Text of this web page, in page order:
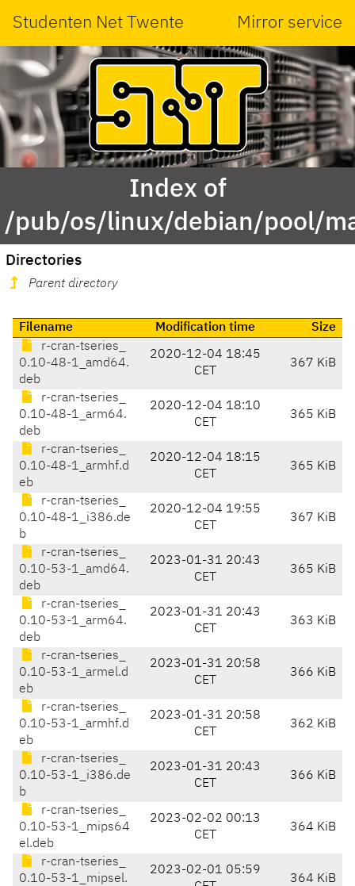
Studenten Net Twente Mirror service
Index of
/pub/os/linux/debian/pool/
Directories
Parent directory
Filename Modification time
Size
r-cran-tseries_
0.10-48-1_amd64.
deb
2020-12-04 18:45
CET
367 KiB
r-cran-tseries_
0.10-48-1_arm64.
deb
2020-12-04 18:10
CET
365 KiB
r-cran-tseries_
0.10-48-1_armhf.d
eb
2020-12-04 18:15
CET
365 KiB
r-cran-tseries_
0.10-48-1_i386.de
b
2020-12-04 19:55
CET
367 KiB
r-cran-tseries_
0.10-53-1_amd64.
deb
2023-01-31 20:43
CET
365 KiB
r-cran-tseries_
0.10-53-1_arm64.
deb
2023-01-31 20:43
CET
363 KiB
r-cran-tseries_
0.10-53-1_armel.d
eb
2023-01-31 20:58
CET
366 KiB
r-cran-tseries_
0.10-53-1_armhf.d
eb
2023-01-31 20:58
CET
362 KiB
r-cran-tseries_
0.10-53-1_i386.de
b
2023-01-31 20:43
CET
366 KiB
r-cran-tseries_
0.10-53-1_mips64
el.deb
2023-02-02 00:13
CET
364 KiB
r-cran-tseries_
0.10-53-1_mipsel.
2023-02-01 05:59
364 KiB